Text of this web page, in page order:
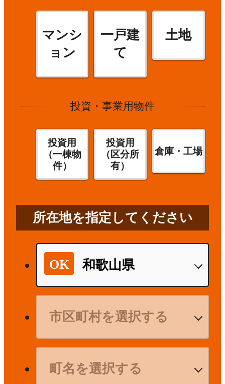
マンシ
ョン
一戸建
て
土地
投資・事業用物件
投資用
（一棟物
件）
投資用
（区分所
有）
倉庫・工場
所在地を指定してください